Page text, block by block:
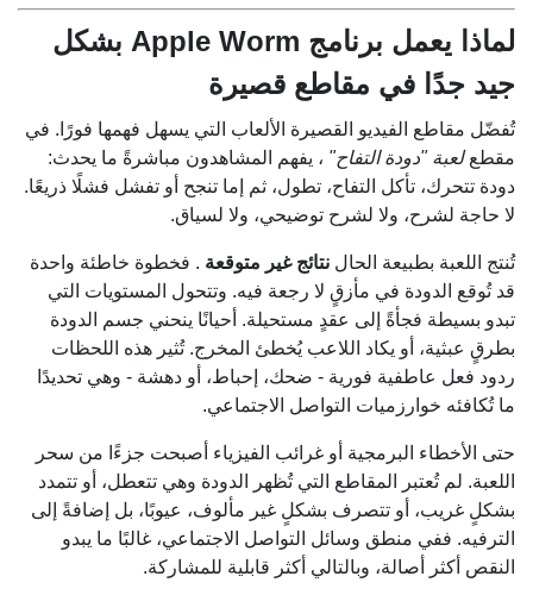
لماذا يعمل برنامج Apple Worm بشكل
جيد جدًا في مقاطع قصيرة
تُفضّل مقاطع الفيديو القصيرة الألعاب التي يسهل فهمها فورًا. في
مقطعلعبة "دودة التفاح" ، يفهم المشاهدون مباشرةً ما يحدث:
دودة تتحرك، تأكل التفاح، تطول، ثم إما تنجح أو تفشل فشلًا ذريعًا.
لا حاجة لشرح، ولا لشرح توضيحي، ولا لسياق.
تُنتج اللعبة بطبيعة الحال نتائج غير متوقعة . فخطوة خاطئة واحدة
قد تُوقع الدودة في مأزقٍ لا رجعة فيه. وتتحول المستويات التي
تبدو بسيطة فجأةً إلى عقدٍ مستحيلة. أحيانًا ينحني جسم الدودة
بطرقٍ عبثية، أو يكاد اللاعب يُخطئ المخرج. تُثير هذه اللحظات
ردود فعل عاطفية فورية - ضحك، إحباط، أو دهشة - وهي تحديدًا
ما تُكافئه خوارزميات التواصل الاجتماعي.
حتى الأخطاء البرمجية أو غرائب الفيزياء أصبحت جزءًا من سحر
اللعبة. لم تُعتبر المقاطع التي تُظهر الدودة وهي تتعطل، أو تتمدد
بشكلٍ غريب، أو تتصرف بشكلٍ غير مألوف، عيوبًا، بل إضافةً إلى
الترفيه. ففي منطق وسائل التواصل الاجتماعي، غالبًا ما يبدو
النقص أكثر أصالة، وبالتالي أكثر قابلية للمشاركة.